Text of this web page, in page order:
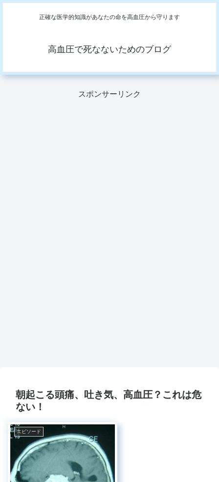
正確な医学的知識があなたの命を高血圧から守ります
高血圧で死なないためのブログ
スポンサーリンク
朝起こる頭痛、吐き気、高血圧？これは危
ない！
エピソード